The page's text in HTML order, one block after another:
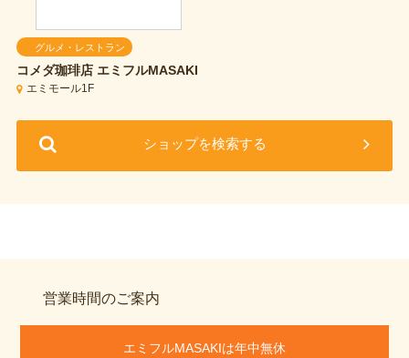
グルメ・レストラン
コメダ珈琲店 エミフルMASAKI
エミモール1F
ショップを検索する
営業時間のご案内
エミフルMASAKIは年中無休